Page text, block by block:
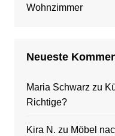
Wohnzimmer
Neueste
Maria Schwarz zu
Richtige?
Kira N. zu Möbel